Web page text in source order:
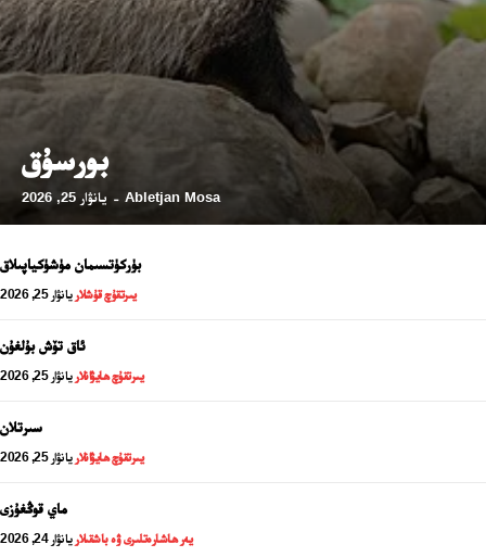
بورسۇق
Abletjan Mosa
- يانۋار 25, 2026
بۈركۈتسىمان مۈشۈكياپىلاق
يىرتقۇچ قۇشلار يانۋار 25, 2026
ئاق تۆش بۇلغۇن
يىرتقۇچ ھايۋانلار يانۋار 25, 2026
سىرتلان
يىرتقۇچ ھايۋانلار يانۋار 25, 2026
ماي قوڭغۇزى
يەر ھاشارەتلىرى ۋە باشقىلار يانۋار 24, 2026